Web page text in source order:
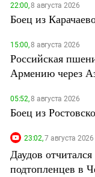
22:00,8 августа 2026
Боец из
15:00,8 августа 2026
Российская
Армению через
05:52,8 августа 2026
Боец из
23:02,7 августа 2026
Даудов
подтопленцев в